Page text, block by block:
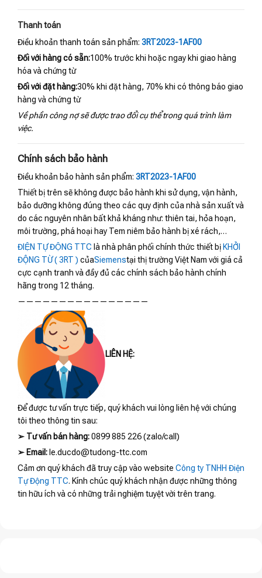
Thanh toán
Điều khoản thanh toán sản phẩm: 3RT2023-1AF00
Đối với hàng có sẵn:100% trước khi hoặc ngay khi giao hàng
hóa và chứng từ
Đối với đặt hàng:30% khi đặt hàng, 70% khi có thông báo giao
hàng và chứng từ
Về phần công nợ sẽ được trao đổi cụ thể trong quá trình làm
việc.
Chính sách bảo hành
Điều khoản bảo hành sản phẩm: 3RT2023-1AF00
Thiết bị trên sẽ không được bảo hành khi sử dụng, vận hành,
bảo dưỡng không đúng theo các quy định của nhà sản xuất và
do các nguyên nhân bất khả kháng như: thiên tai, hỏa hoạn,
môi trường, phá hoại hay Tem niêm bảo hành bị xé rách,…
ĐIỆN TỰ ĐỘNG TTC là nhà phân phối chính thức thiết bị KHỞI
ĐỘNG TỪ ( 3RT ) củaSiemenstại thị trường Việt Nam với giá cả
cực cạnh tranh và đầy đủ các chính sách bảo hành chính
hãng trong 12 tháng.
————————————————
LIÊN HỆ:
Để được tư vấn trực tiếp, quý khách vui lòng liên hệ với chúng
tôi theo thông tin sau:
➢ Tư vấn bán hàng:0899 885 226 (zalo/call)
➢ Email: le.ducdo@tudong-ttc.com
Cảm ơn quý khách đã truy cập vào website Công ty TNHH Điện
Tự Động TTC. Kính chúc quý khách nhận được những thông
tin hữu ích và có những trải nghiệm tuyệt vời trên trang.